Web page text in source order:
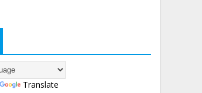
Translate